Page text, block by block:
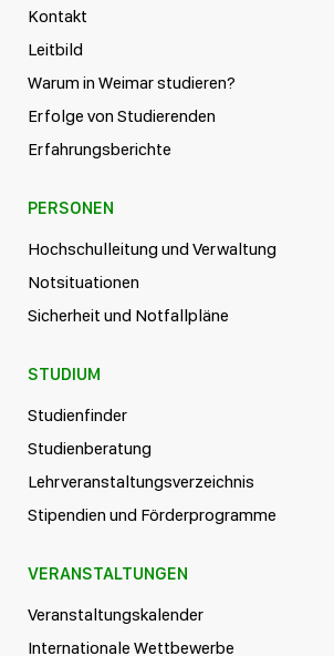
Kontakt
Leitbild
Warum in Weimar studieren?
Erfolge von Studierenden
Erfahrungsberichte
PERSONEN
Hochschulleitung und Verwaltung
Notsituationen
Sicherheit und Notfallpläne
STUDIUM
Studienfinder
Studienberatung
Lehrveranstaltungsverzeichnis
Stipendien und Förderprogramme
VERANSTALTUNGEN
Veranstaltungskalender
Internationale Wettbewerbe